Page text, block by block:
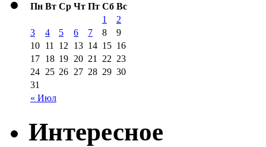
Пн Вт Ср Чт Пт Сб Вс
« Июл
1
2
3
4 5 6 7 8
9
10 11 12 13 14 15 16
17 18 19 20 21 22 23
24 25 26 27 28 29 30
31
Интересное